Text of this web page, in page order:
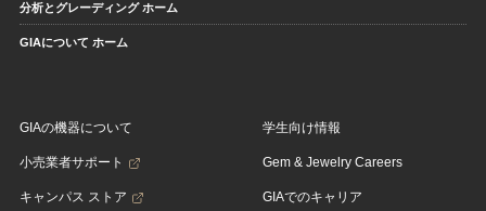
分析とグレーディング ホーム
GIAについて ホーム
GIAの機器について
小売業者サポート
キャンパス ストア
学生向け情報
Gem & Jewelry Careers
GIAでのキャリア